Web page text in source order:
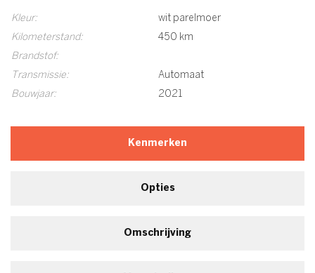
Kleur: wit parelmoer
Kilometerstand: 450 km
Brandstof:
Transmissie: Automaat
Bouwjaar: 2021
Kenmerken
Opties
Omschrijving